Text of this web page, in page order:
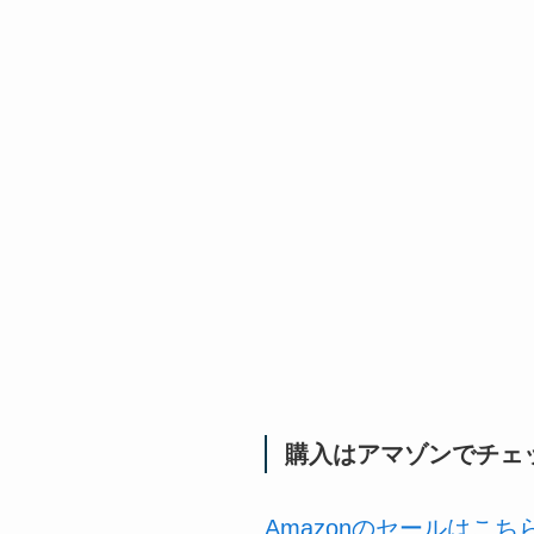
購入はアマゾンでチェ
Amazonのセールはこち